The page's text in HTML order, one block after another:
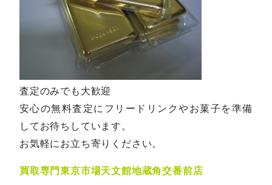
査定のみでも大歓迎
安心の無料査定にフリードリンクやお菓子を準備
してお待ちしています。
お気軽にお立ち寄りください。
買取専門東京市場天文館地蔵角交番前店